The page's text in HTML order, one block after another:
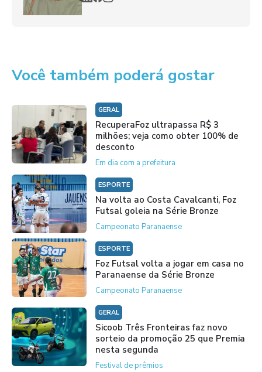
Você também poderá gostar
GERAL
RecuperaFoz ultrapassa R$ 3
milhões; veja como obter 100% de
desconto
Em dia com a prefeitura
ESPORTE
Na volta ao Costa Cavalcanti, Foz
Futsal goleia na Série Bronze
Campeonato Paranaense
ESPORTE
Foz Futsal volta a jogar em casa no
Paranaense da Série Bronze
Campeonato Paranaense
GERAL
Sicoob Três Fronteiras faz novo
sorteio da promoção 25 que Premia
nesta segunda
Festival de prêmios